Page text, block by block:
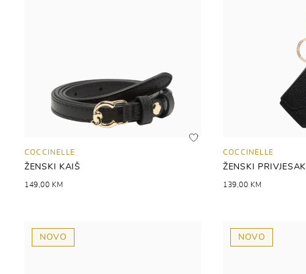
COCCINELLE
ŽENSKI KAIŠ
149,00 KM
COCCINELLE
ŽENSKI PRIVJESAK
139,00 KM
NOVO NOVO